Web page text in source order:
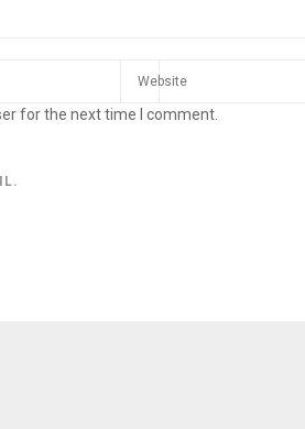
for the next time I comment.